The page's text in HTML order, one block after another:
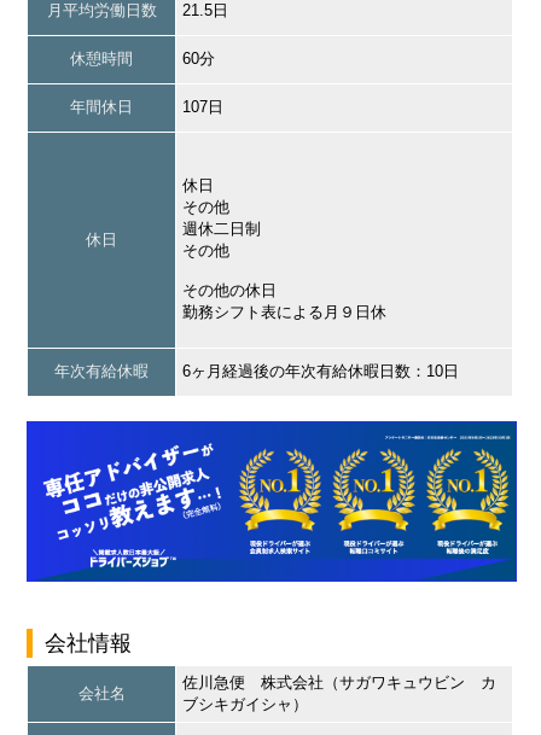
月平均労働日数 21.5日
休憩時間 60分
年間休日 107日
休日
休日
その他
週休二日制
その他
その他の休日
勤務シフト表による月９日休
年次有給休暇 6ヶ月経過後の年次有給休暇日数：10日
会社情報
会社名
佐川急便 株式会社（サガワキュウビン カ
ブシキガイシャ）